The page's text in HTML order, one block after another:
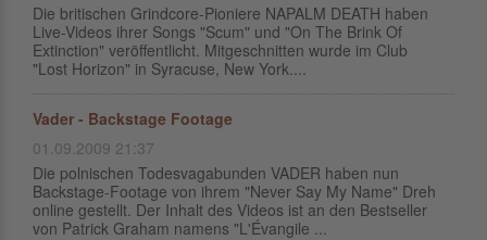
Die britischen Grindcore-Pioniere NAPALM DEATH haben
Live-Videos ihrer Songs "Scum" und "On The Brink Of
Extinction" veröffentlicht. Mitgeschnitten wurde im Club
"Lost Horizon" in Syracuse, New York....
Vader - Backstage Footage
01.09.2009 21:37
Die polnischen Todesvagabunden VADER haben nun
Backstage-Footage von ihrem "Never Say My Name" Dreh
online gestellt. Der Inhalt des Videos ist an den Bestseller
von Patrick Graham namens "L'Évangile ...